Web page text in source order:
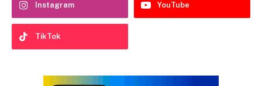
Instagram YouTube
TikTok